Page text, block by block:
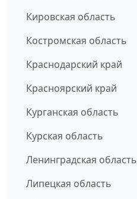
Кировская область
Костромская область
Краснодарский край
Красноярский край
Курганская область
Курская область
Ленинградская область
Липецкая область